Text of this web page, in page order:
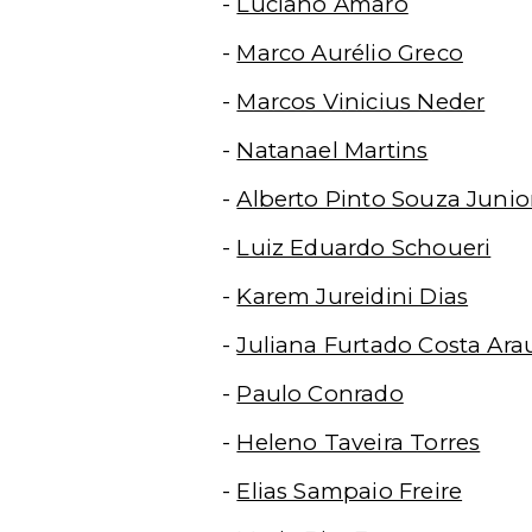
- Marco Aurélio Greco
- Marcos Vinicius Neder
- Natanael Martins
-Alberto Pinto Souza
- Luiz Eduardo Schoueri
- Karem Jureidini Dias
-Juliana Furtado Costa
- Paulo Conrado
- Heleno Taveira Torres
- Elias Sampaio Freire